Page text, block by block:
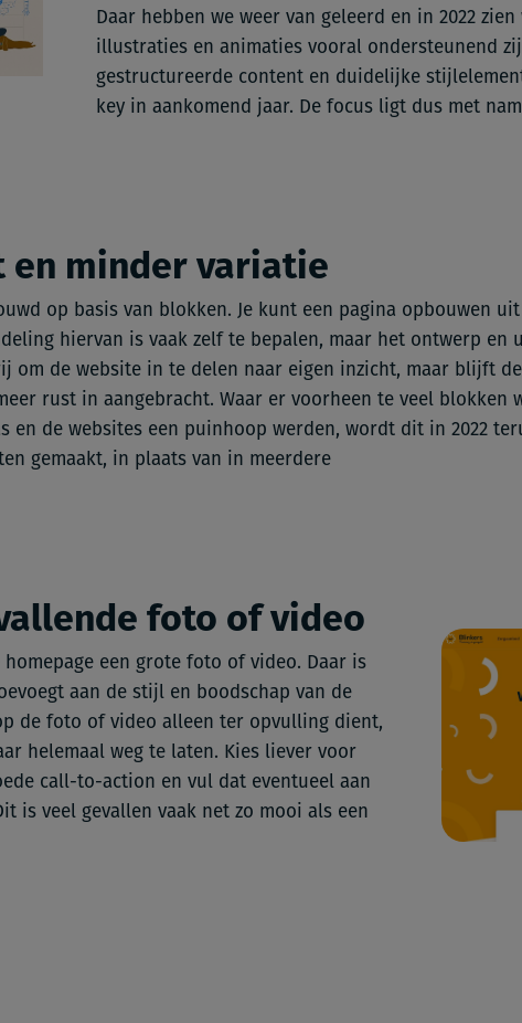
Daar hebben we weer van geleerd en in 2022
illustraties en animaties vooral ondersteunend
gestructureerde content en duidelijke
key in aankomend jaar. De focus ligt dus met
en minder variatie
op basis van blokken. Je kunt een pagina opbouwen
hiervan is vaak zelf te bepalen, maar het ontwerp en
om de website in te delen naar eigen inzicht, maar blijft
rust in aangebracht. Waar er voorheen te veel blokken
en de websites een puinhoop werden, wordt dit in 2022
gemaakt, in plaats van in meerdere
foto of video
een grote foto of video. Daar is
aan de stijl en boodschap van de
de foto of video alleen ter opvulling dient,
helemaal weg te laten. Kies liever voor
call-to-action en vul dat eventueel aan
is veel gevallen vaak net zo mooi als een